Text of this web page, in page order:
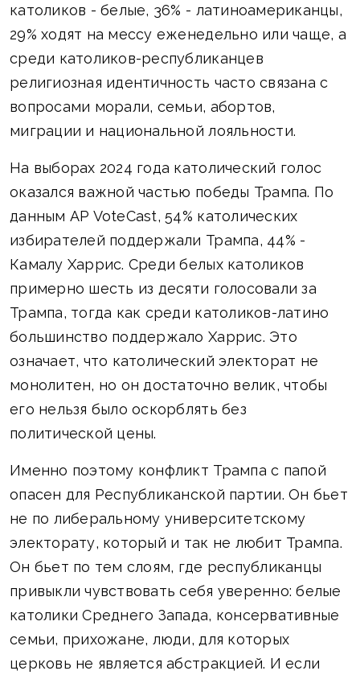
католиков - белые, 36% - латиноамериканцы,
29% ходят на мессу еженедельно или чаще, а
среди католиков-республиканцев
религиозная идентичность часто связана с
вопросами морали, семьи, абортов,
миграции и национальной лояльности.
На выборах 2024 года католический голос
оказался важной частью победы Трампа. По
данным AP VoteCast, 54% католических
избирателей поддержали Трампа, 44% -
Камалу Харрис. Среди белых католиков
примерно шесть из десяти голосовали за
Трампа, тогда как среди католиков-латино
большинство поддержало Харрис. Это
означает, что католический электорат не
монолитен, но он достаточно велик, чтобы
его нельзя было оскорблять без
политической цены.
Именно поэтому конфликт Трампа с папой
опасен для Республиканской партии. Он бьет
не по либеральному университетскому
электорату, который и так не любит Трампа.
Он бьет по тем слоям, где республиканцы
привыкли чувствовать себя уверенно: белые
католики Среднего Запада, консервативные
семьи, прихожане, люди, для которых
церковь не является абстракцией. И если